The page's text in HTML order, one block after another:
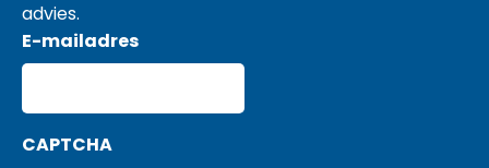
advies.
E-mailadres
CAPTCHA